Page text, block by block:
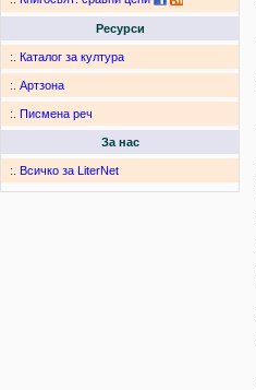
Ресурси
:. Каталог за култура
:. Артзона
:. Писмена реч
За нас
:. Всичко за LiterNet